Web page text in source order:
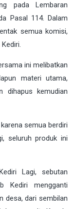
pada Lembaran
Pasal 114. Dalam
semua komisi,
ini melibatkan
materi utama,
dihapus kemudian
semua berdiri
seluruh produk ini
Lagi, sebutan
Kediri mengganti
desa, dari sembilan